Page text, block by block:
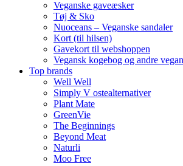
Veganske gaveæsker
Tøj & Sko
Nuoceans – Veganske sandaler
Kort (til hilsen)
Gavekort til webshoppen
Vegansk kogebog og andre
Top brands
Well Well
Simply V ostealternativer
Plant Mate
GreenVie
The Beginnings
Beyond Meat
Naturli
Moo Free